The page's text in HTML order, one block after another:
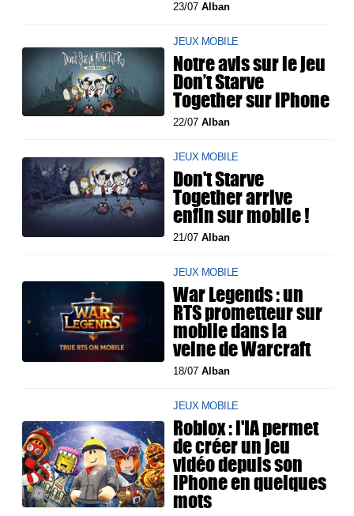
23/07Alban
JEUX MOBILE
Notre avis sur le jeu
Don’t Starve
Together sur iPhone
22/07Alban
JEUX MOBILE
Don't Starve
Together arrive
enfin sur mobile !
21/07Alban
JEUX MOBILE
War Legends : un
RTS prometteur sur
mobile dans la
veine de Warcraft
18/07Alban
JEUX MOBILE
Roblox : l'IA permet
de créer un jeu
vidéo depuis son
iPhone en quelques
mots